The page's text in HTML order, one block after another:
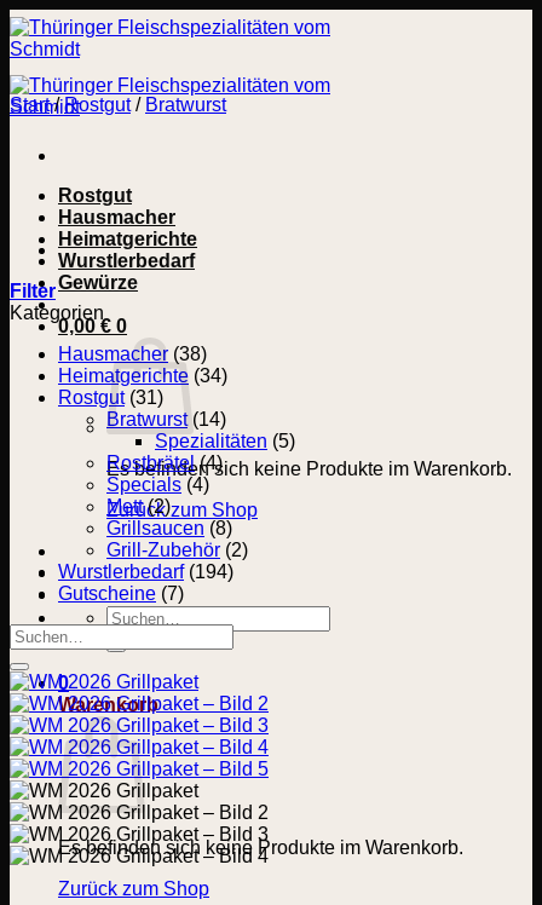
Zum
Inhalt
springen
Rostgut
Hausmacher
Heimatgerichte
Wurstlerbedarf
Gewürze
0,00€ 0
Es befinden sich keine Produkte im Warenkorb.
Zurück zum Shop
Suchen
0
Warenkorb
Es befinden sich keine Produkte im Warenkorb.
Zurück zum Shop
Start / Rostgut / Bratwurst
Filter
Kategorien
Hausmacher (38)
Heimatgerichte (34)
Rostgut (31)
Bratwurst (14)
Spezialitäten (5)
Rostbrätel (4)
Specials (4)
Mett (2)
Grillsaucen (8)
Grill-Zubehör (2)
Wurstlerbedarf (194)
Gutscheine (7)
Suchen
nach: